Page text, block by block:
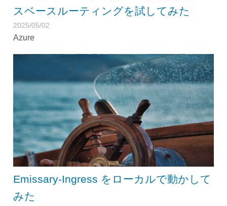
スベースルーティングを試してみた
2025/05/02
Azure
Emissary-Ingress をローカルで動かして
みた